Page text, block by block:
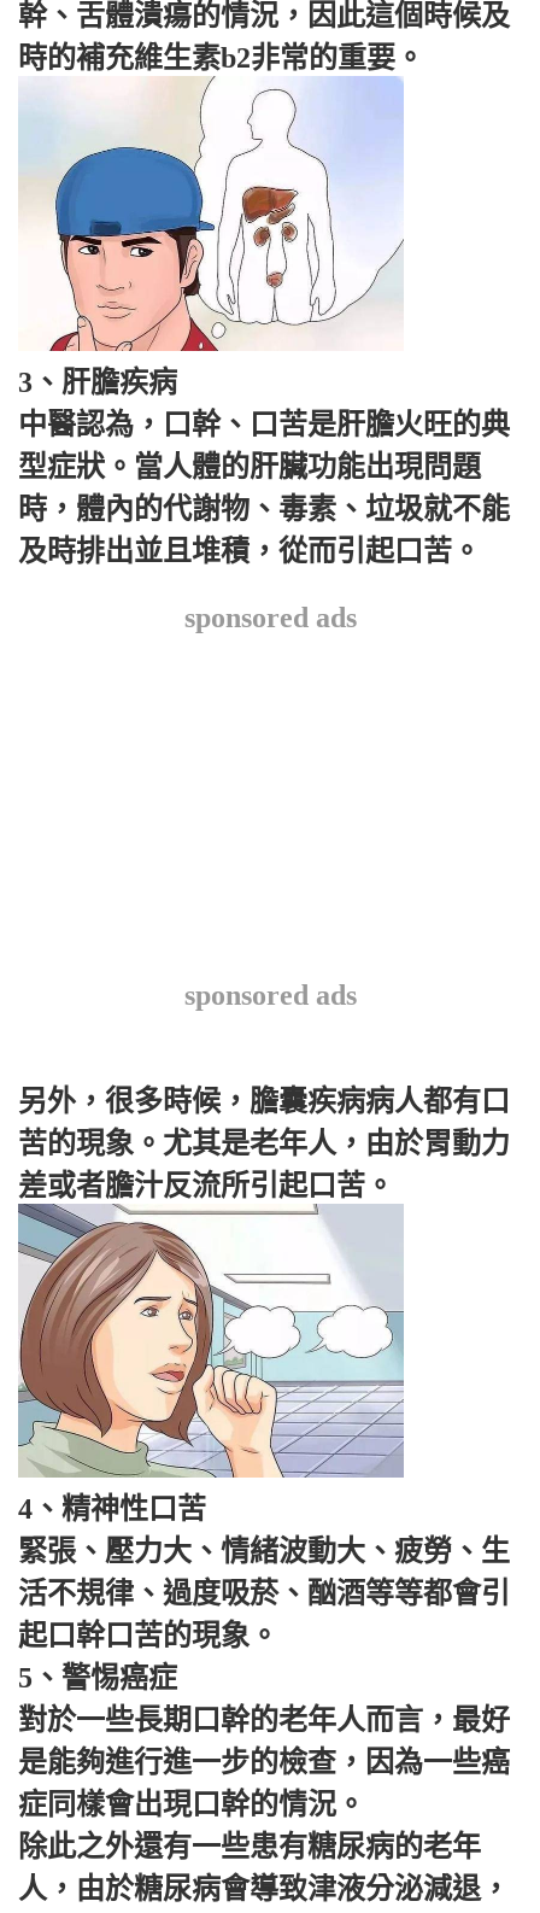
幹、舌體潰瘍的情況，因此這個時候及
時的補充維生素b2非常的重要。
3、肝膽疾病
中醫認為，口幹、口苦是肝膽火旺的典
型症狀。當人體的肝臟功能出現問題
時，體內的代謝物、毒素、垃圾就不能
及時排出並且堆積，從而引起口苦。
sponsored ads
sponsored ads
另外，很多時候，膽囊疾病病人都有口
苦的現象。尤其是老年人，由於胃動力
差或者膽汁反流所引起口苦。
4、精神性口苦
緊張、壓力大、情緒波動大、疲勞、生
活不規律、過度吸菸、酗酒等等都會引
起口幹口苦的現象。
5、警惕癌症
對於一些長期口幹的老年人而言，最好
是能夠進行進一步的檢查，因為一些癌
症同樣會出現口幹的情況。
除此之外還有一些患有糖尿病的老年
人，由於糖尿病會導致津液分泌減退，